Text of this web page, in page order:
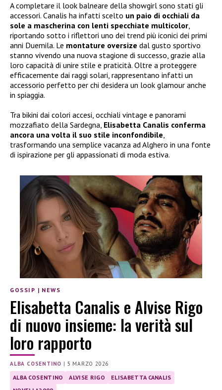
A completare il look balneare della showgirl sono stati gli
accessori. Canalis ha infatti scelto un paio di occhiali da
sole a mascherina con lenti specchiate multicolor,
riportando sotto i riflettori uno dei trend più iconici dei primi
anni Duemila. Le montature oversize dal gusto sportivo
stanno vivendo una nuova stagione di successo, grazie alla
loro capacità di unire stile e praticità. Oltre a proteggere
efficacemente dai raggi solari, rappresentano infatti un
accessorio perfetto per chi desidera un look glamour anche
in spiaggia.
Tra bikini dai colori accesi, occhiali vintage e panorami
mozzafiato della Sardegna, Elisabetta Canalis conferma
ancora una volta il suo stile inconfondibile,
trasformando una semplice vacanza ad Alghero in una fonte
di ispirazione per gli appassionati di moda estiva.
GOSSIP | NEWS
Elisabetta Canalis e Alvise Rigo
di nuovo insieme: la verità sul
loro rapporto
ALBA COSENTINO | 5 MARZO 2026
ALBA COSENTINO ALVISE RIGO
ELISABETTA CANALIS